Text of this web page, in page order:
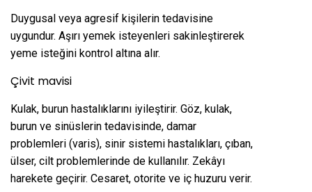
Duygusal veya agresif kişilerin tedavisine
uygundur. Aşırı yemek isteyenleri sakinleştirerek
yeme isteğini kontrol altına alır.
Çivit mavisi
Kulak, burun hastalıklarını iyileştirir. Göz, kulak,
burun ve sinüslerin tedavisinde, damar
problemleri (varis), sinir sistemi hastalıkları, çıban,
ülser, cilt problemlerinde de kullanılır. Zekâyı
harekete geçirir. Cesaret, otorite ve iç huzuru verir.